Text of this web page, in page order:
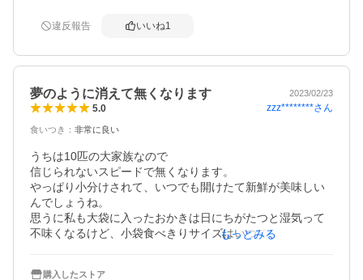
違反報告 いいね1
夢のように消えて無くなります 2023/02/23
5.0 zzz********さん
食いつき ： 非常に良い
うちは10匹の大家族なので
信じられないスピードで無くなります。
やっぱり小分けされて、いつでも開けたて新鮮が美味しい
んでしょうね。
思うに私も大袋に入ったおかきは日にちがたつと湿気って
不味くなるけど、小袋食べきりサイズはいつでもおいしい
もっとみる
購入したストア